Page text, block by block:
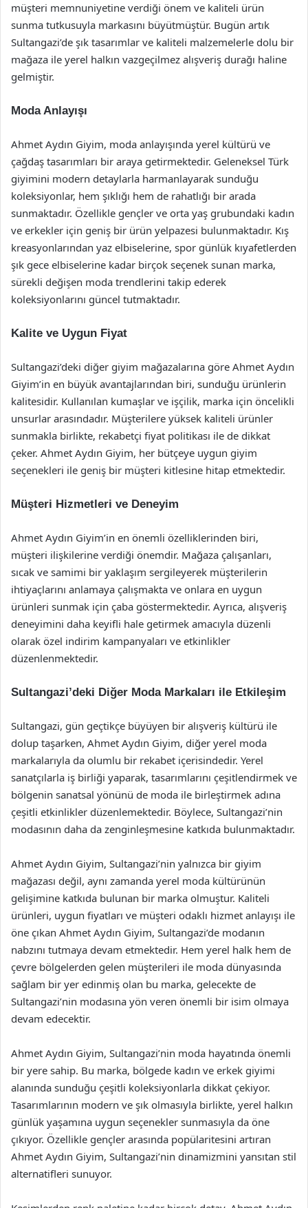
müşteri memnuniyetine verdiği önem ve kaliteli ürün
sunma tutkusuyla markasını büyütmüştür. Bugün artık
Sultangazi’de şık tasarımlar ve kaliteli malzemelerle dolu bir
mağaza ile yerel halkın vazgeçilmez alışveriş durağı haline
gelmiştir.
Moda Anlayışı
Ahmet Aydın Giyim, moda anlayışında yerel kültürü ve
çağdaş tasarımları bir araya getirmektedir. Geleneksel Türk
giyimini modern detaylarla harmanlayarak sunduğu
koleksiyonlar, hem şıklığı hem de rahatlığı bir arada
sunmaktadır. Özellikle gençler ve orta yaş grubundaki kadın
ve erkekler için geniş bir ürün yelpazesi bulunmaktadır. Kış
kreasyonlarından yaz elbiselerine, spor günlük kıyafetlerden
şık gece elbiselerine kadar birçok seçenek sunan marka,
sürekli değişen moda trendlerini takip ederek
koleksiyonlarını güncel tutmaktadır.
Kalite ve Uygun Fiyat
Sultangazi’deki diğer giyim mağazalarına göre Ahmet Aydın
Giyim’in en büyük avantajlarından biri, sunduğu ürünlerin
kalitesidir. Kullanılan kumaşlar ve işçilik, marka için öncelikli
unsurlar arasındadır. Müşterilere yüksek kaliteli ürünler
sunmakla birlikte, rekabetçi fiyat politikası ile de dikkat
çeker. Ahmet Aydın Giyim, her bütçeye uygun giyim
seçenekleri ile geniş bir müşteri kitlesine hitap etmektedir.
Müşteri Hizmetleri ve Deneyim
Ahmet Aydın Giyim’in en önemli özelliklerinden biri,
müşteri ilişkilerine verdiği önemdir. Mağaza çalışanları,
sıcak ve samimi bir yaklaşım sergileyerek müşterilerin
ihtiyaçlarını anlamaya çalışmakta ve onlara en uygun
ürünleri sunmak için çaba göstermektedir. Ayrıca, alışveriş
deneyimini daha keyifli hale getirmek amacıyla düzenli
olarak özel indirim kampanyaları ve etkinlikler
düzenlenmektedir.
Sultangazi’deki Diğer Moda Markaları ile Etkileşim
Sultangazi, gün geçtikçe büyüyen bir alışveriş kültürü ile
dolup taşarken, Ahmet Aydın Giyim, diğer yerel moda
markalarıyla da olumlu bir rekabet içerisindedir. Yerel
sanatçılarla iş birliği yaparak, tasarımlarını çeşitlendirmek ve
bölgenin sanatsal yönünü de moda ile birleştirmek adına
çeşitli etkinlikler düzenlemektedir. Böylece, Sultangazi’nin
modasının daha da zenginleşmesine katkıda bulunmaktadır.
Ahmet Aydın Giyim, Sultangazi’nin yalnızca bir giyim
mağazası değil, aynı zamanda yerel moda kültürünün
gelişimine katkıda bulunan bir marka olmuştur. Kaliteli
ürünleri, uygun fiyatları ve müşteri odaklı hizmet anlayışı ile
öne çıkan Ahmet Aydın Giyim, Sultangazi’de modanın
nabzını tutmaya devam etmektedir. Hem yerel halk hem de
çevre bölgelerden gelen müşterileri ile moda dünyasında
sağlam bir yer edinmiş olan bu marka, gelecekte de
Sultangazi’nin modasına yön veren önemli bir isim olmaya
devam edecektir.
Ahmet Aydın Giyim, Sultangazi’nin moda hayatında önemli
bir yere sahip. Bu marka, bölgede kadın ve erkek giyimi
alanında sunduğu çeşitli koleksiyonlarla dikkat çekiyor.
Tasarımlarının modern ve şık olmasıyla birlikte, yerel halkın
günlük yaşamına uygun seçenekler sunmasıyla da öne
çıkıyor. Özellikle gençler arasında popülaritesini artıran
Ahmet Aydın Giyim, Sultangazi’nin dinamizmini yansıtan stil
alternatifleri sunuyor.